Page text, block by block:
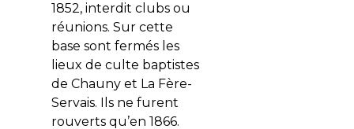
1852, interdit clubs ou
réunions. Sur cette
base sont fermés les
lieux de culte baptistes
de Chauny et La Fère-
Servais. Ils ne furent
rouverts qu’en 1866.